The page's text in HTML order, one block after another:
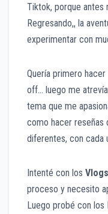
Tiktok, porque antes
Regresando,, la
experimentar con
Quería primero
off… luego me
tema que me
como hacer reseñas
diferentes, con cada
Intenté con los
proceso y necesito
Luego probé con los